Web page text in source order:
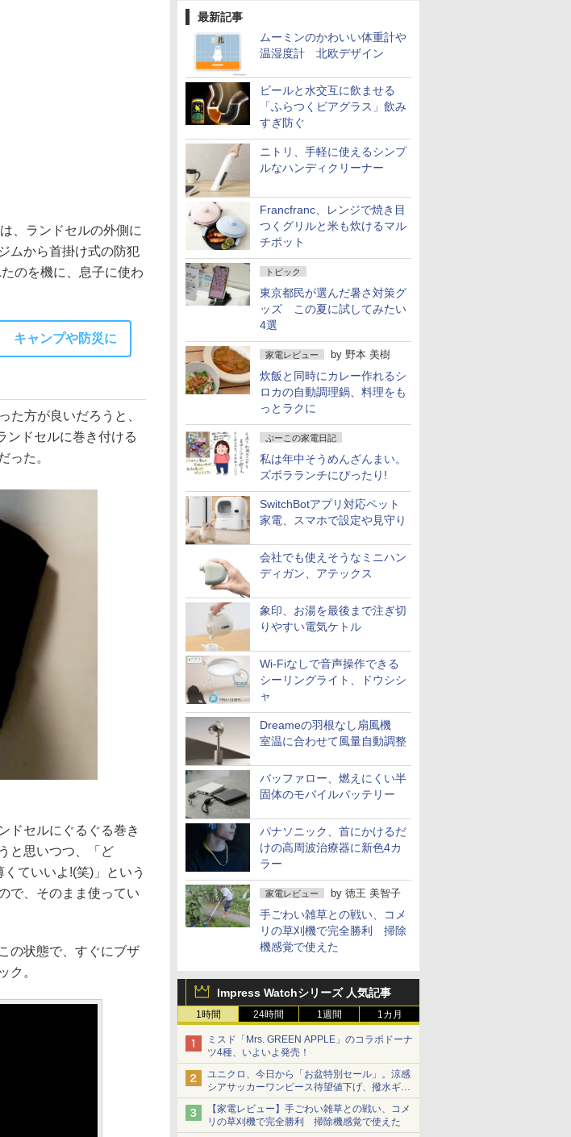
最新記事
ムーミンのかわいい体重計や
温湿度計 北欧デザイン
ビールと水交互に飲ませる
「ふらつくビアグラス」飲み
すぎ防ぐ
ニトリ、手軽に使えるシンプ
ルなハンディクリーナー
Francfranc、レンジで焼き目
つくグリルと米も炊けるマル
チポット
トピック
東京都民が選んだ暑さ対策グ
ッズ この夏に試してみたい
4選
家電レビュー by 野本 美樹
炊飯と同時にカレー作れるシ
ロカの自動調理鍋、料理をも
っとラクに
ぷーこの家電日記
私は年中そうめんざんまい。
ズボラランチにぴったり!
SwitchBotアプリ対応ペット
家電、スマホで設定や見守り
会社でも使えそうなミニハン
ディガン、アテックス
象印、お湯を最後まで注ぎ切
りやすい電気ケトル
Wi-Fiなしで音声操作できる
シーリングライト、ドウシシ
ャ
Dreameの羽根なし扇風機
室温に合わせて風量自動調整
バッファロー、燃えにくい半
固体のモバイルバッテリー
パナソニック、首にかけるだ
けの高周波治療器に新色4カ
ラー
家電レビュー by 徳王 美智子
手ごわい雑草との戦い、コメ
リの草刈機で完全勝利 掃除
機感覚で使えた
Impress Watchシリーズ 人気記事
1時間 24時間 1週間 1カ月
ミスド「Mrs. GREEN APPLE」のコラボドーナ
ツ4種、いよいよ発売！
ユニクロ、今日から「お盆特別セール」。涼感
シアサッカーワンピース待望値下げ、撥水ギア
ショーツは1990円に
【家電レビュー】手ごわい雑草との戦い、コメ
リの草刈機で完全勝利 掃除機感覚で使えた
、ランドセルの外側に
ムから首掛け式の防犯
のを機に、息子に使わ
キャンプや防災に
た方が良いだろうと、
ンドセルに巻き付ける
った。
ドセルにぐるぐる巻き
と思いつつ、「ど
ていいよ!(笑)」という
で、そのまま使ってい
の状態で、すぐにブザ
ク。